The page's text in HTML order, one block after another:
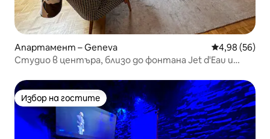
Апартамент – Geneva Средна
4,98 (56)
Студио в центъра, близо до фонтана Jet d'Eau и
Избор на гостите
Избор на гостите